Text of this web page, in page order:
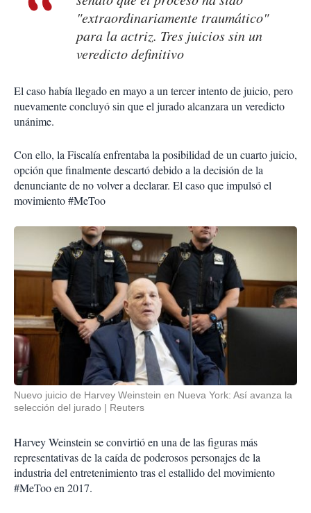
"extraordinariamente traumático"
para la actriz. Tres juicios sin un
veredicto definitivo
El caso había llegado en mayo a un tercer intento de juicio, pero
nuevamente concluyó sin que el jurado alcanzara un veredicto
unánime.
Con ello, la Fiscalía enfrentaba la posibilidad de un cuarto juicio,
opción que finalmente descartó debido a la decisión de la
denunciante de no volver a declarar. El caso que impulsó el
movimiento #MeToo
Nuevo juicio de Harvey Weinstein en Nueva York: Así avanza la
selección del jurado
Reuters
Harvey Weinstein se convirtió en una de las figuras más
representativas de la caída de poderosos personajes de la
industria del entretenimiento tras el estallido del movimiento
#MeToo en 2017.